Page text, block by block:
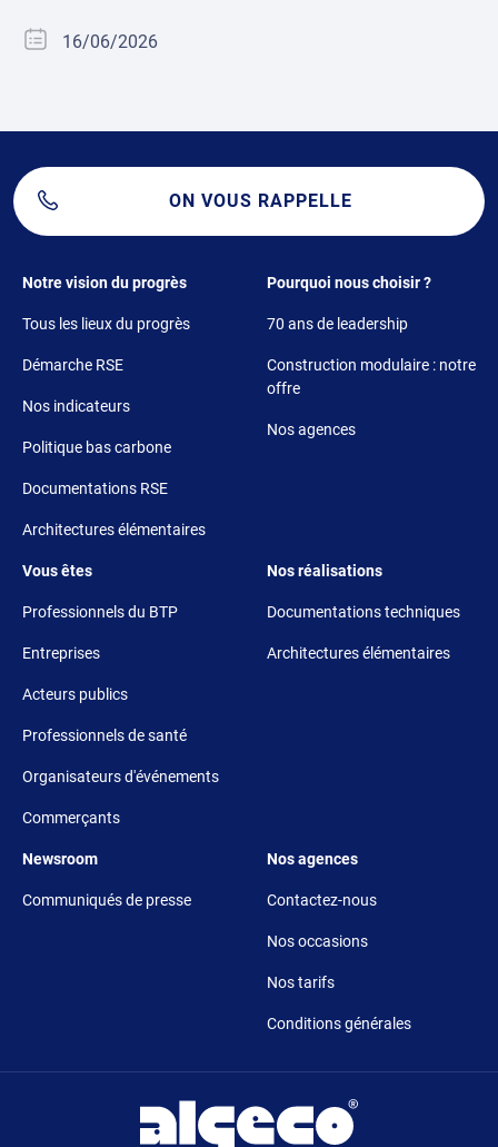
16/06/2026
ON VOUS RAPPELLE
Footer 1
Notre vision du progrès
Tous les lieux du progrès
Démarche RSE
Nos indicateurs
Politique bas carbone
Documentations RSE
Architectures élémentaires
Footer 2
Pourquoi nous choisir ?
70 ans de leadership
Construction modulaire : notre
offre
Nos agences
Footer 3
Vous êtes
Professionnels du BTP
Entreprises
Acteurs publics
Professionnels de santé
Organisateurs d'événements
Commerçants
Footer 4
Nos réalisations
Documentations techniques
Architectures élémentaires
Footer 5
Newsroom
Communiqués de presse
Footer 6
Nos agences
Contactez-nous
Nos occasions
Nos tarifs
Conditions générales